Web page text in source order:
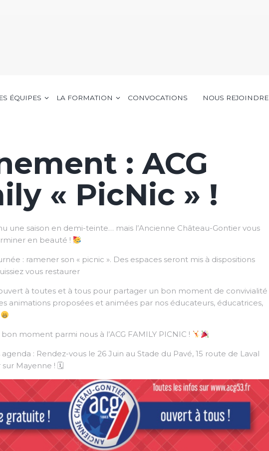
ÉQUIPES LA FORMATION CONVOCATIONS NOUS REJOINDRE
: ACG
« PicNic » !
une saison en demi-teinte… mais l’Ancienne Château-Gontier vous
en beauté !
: ramener son « picnic ». Des espaces seront mis à dispositions
vous restaurer
à toutes et à tous pour partager un bon moment de convivialité
animations proposées et animées par nos éducateurs, éducatrices,
moment parmi nous à l’ACG FAMILY PICNIC !
: Rendez-vous le 26 Juin au Stade du Pavé, 15 route de Laval
Mayenne ! 🗓